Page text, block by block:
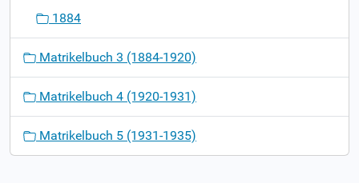
1884
Matrikelbuch 3 (1884-1920)
Matrikelbuch 4 (1920-1931)
Matrikelbuch 5 (1931-1935)